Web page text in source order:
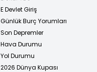
E Devlet Giriş
Günlük Burç Yorumları
Son Depremler
Hava Durumu
Yol Durumu
2026 Dünya Kupası